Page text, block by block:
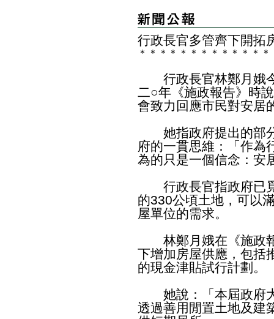
行政長官多管齊下開拓
＊ ＊ ＊ ＊ ＊ ＊ ＊ ＊ ＊ ＊ ＊ ＊ ＊
行政長官林鄭月娥今
二○年《施政報告》時
會致力回應市民對安居
她指政府提出的部分
府的一貫思維：「作為
為的只是一個信念：安
行政長官指政府已覓
的330公頃土地，可以
屋單位的需求。
林鄭月娥在《施政報
下增加房屋供應，包括
的現金津貼試行計劃。
她說：「本屆政府大
透過善用閒置土地及建